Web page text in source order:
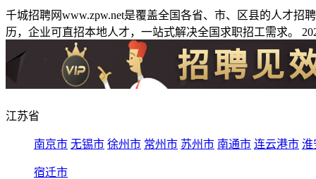
千城招聘网www.zpw.net是覆盖全国各省、市、区县的人才
历，企业可直招本地人才，一站式解决全国求职招工需求。
江苏省
南京市 无锡市 徐州市 常州市 苏州市 南通市 连云港市 淮
宿迁市